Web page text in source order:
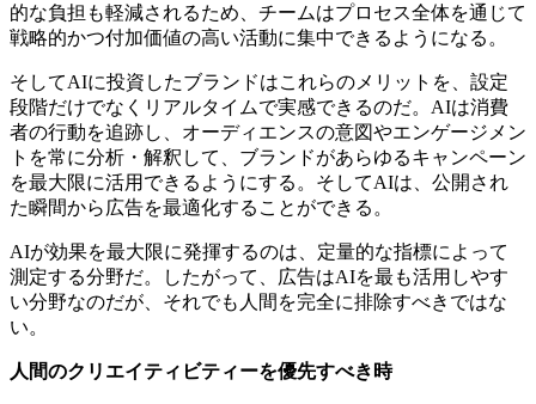
的な負担も軽減されるため、チームはプロセス全体を通じて
戦略的かつ付加価値の高い活動に集中できるようになる。
そしてAIに投資したブランドはこれらのメリットを、設定
段階だけでなくリアルタイムで実感できるのだ。AIは消費
者の行動を追跡し、オーディエンスの意図やエンゲージメン
トを常に分析・解釈して、ブランドがあらゆるキャンペーン
を最大限に活用できるようにする。そしてAIは、公開され
た瞬間から広告を最適化することができる。
AIが効果を最大限に発揮するのは、定量的な指標によって
測定する分野だ。したがって、広告はAIを最も活用しやす
い分野なのだが、それでも人間を完全に排除すべきではな
い。
人間のクリエイティビティーを優先すべき時